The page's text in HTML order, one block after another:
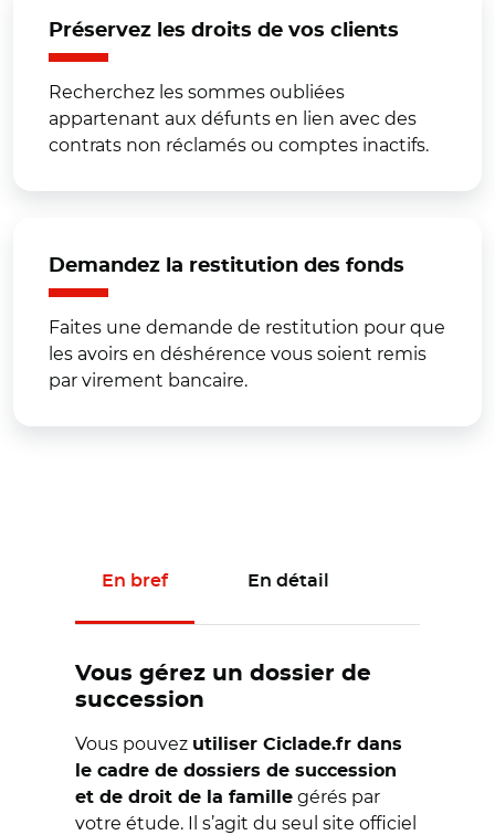
Préservez les droits de vos clients
Recherchez les sommes oubliées
appartenant aux défunts en lien avec des
contrats non réclamés ou comptes inactifs.
Demandez la restitution des fonds
Faites une demande de restitution pour que
les avoirs en déshérence vous soient remis
par virement bancaire.
En bref En détail
Vous gérez un dossier de
succession
Vous pouvez utiliser Ciclade.fr dans
le cadre de dossiers de succession
et de droit de la famille gérés par
votre étude. Il s’agit du seul site officiel